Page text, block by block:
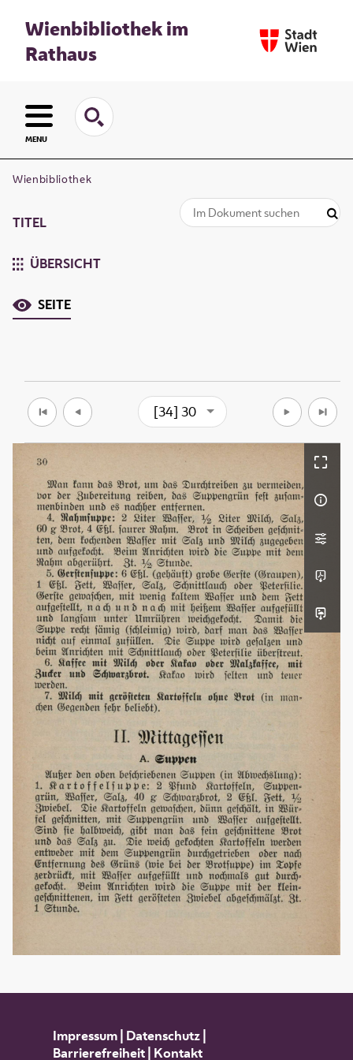
Wienbibliothek im
Rathaus
MENU
Wienbibliothek
TITEL
ÜBERSICHT
SEITE
[34] 30
Impressum| Datenschutz|
Barrierefreiheit| Kontakt